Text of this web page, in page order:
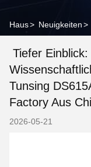
Haus> Neuigkeiten>
Tiefer
Tunsing
Factory Aus
2026-05-21